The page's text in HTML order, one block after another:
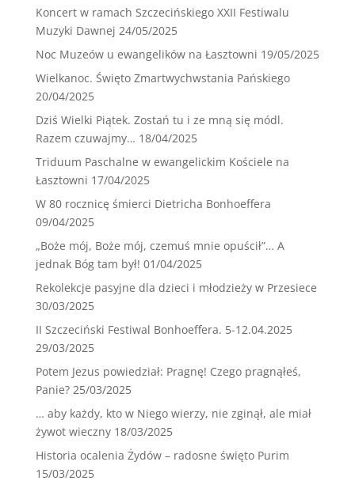
Koncert w ramach Szczecińskiego XXII Festiwalu
Muzyki Dawnej 24/05/2025
Noc Muzeów u ewangelików na Łasztowni 19/05/2025
Wielkanoc. Święto Zmartwychwstania Pańskiego
20/04/2025
Dziś Wielki Piątek. Zostań tu i ze mną się módl.
Razem czuwajmy… 18/04/2025
Triduum Paschalne w ewangelickim Kościele na
Łasztowni 17/04/2025
W 80 rocznicę śmierci Dietricha Bonhoeffera
09/04/2025
„Boże mój, Boże mój, czemuś mnie opuścił”… A
jednak Bóg tam był! 01/04/2025
Rekolekcje pasyjne dla dzieci i młodzieży w Przesiece
30/03/2025
II Szczeciński Festiwal Bonhoeffera. 5-12.04.2025
29/03/2025
Potem Jezus powiedział: Pragnę! Czego pragnąłeś,
Panie? 25/03/2025
… aby każdy, kto w Niego wierzy, nie zginął, ale miał
żywot wieczny 18/03/2025
Historia ocalenia Żydów – radosne święto Purim
15/03/2025